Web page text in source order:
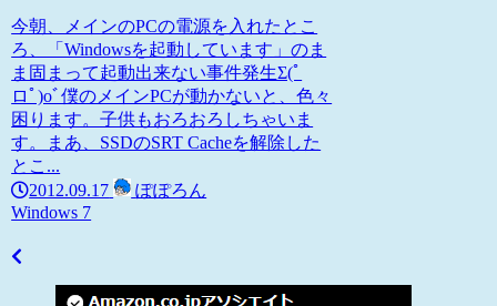
今朝、メインのPCの電源を入れたとこ
ろ、「Windowsを起動しています」のま
ま固まって起動出来ない事件発生Σ(ﾟ
ロﾟ)oﾞ僕のメインPCが動かないと、色々
困ります。子供もおろおろしちゃいま
す。まあ、SSDのSRT Cacheを解除した
とこ...
2012.09.17
ぽぽろん
Windows 7